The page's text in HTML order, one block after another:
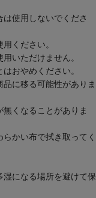
使用しないでくださ
ください。
いただけません。
おやめください。
に移る可能性がありま
くなることがありま
かい布で拭き取ってく
になる場所を避けて保